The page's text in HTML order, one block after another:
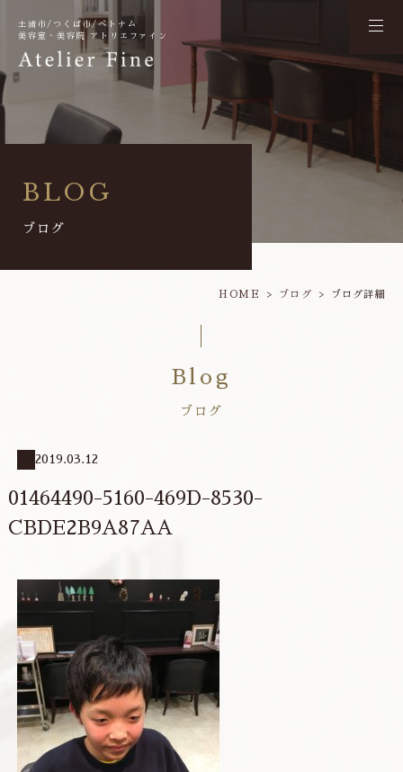
土浦市/つくば市/ベトナム
美容室・美容院 アトリエファイン
BLOG
ブログ
HOME ブログ ブログ詳細
Blog
ブログ
2019.03.12
01464490-5160-469D-8530-
CBDE2B9A87AA